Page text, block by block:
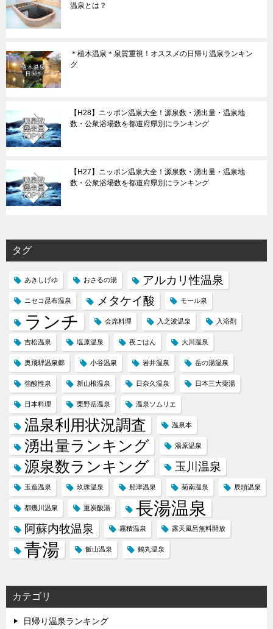
温泉とは？
＊植木温泉＊泉質重視！オススメの日帰り温泉ランキン
グ
【H28】ニッポン温泉大全！源泉数・湧出量・温泉地
数・公衆浴場数を都道府県別にランキング
【H27】ニッポン温泉大全！源泉数・湧出量・温泉地
数・公衆浴場数を都道府県別にランキング
タグ
あきしげゆ おさるの湯 アルカリ性温泉
ニセコ昆布温泉 メタケイ酸 モール泉
ランチ 会席料理 入之波温泉 入浴剤
吉松温泉 塩原温泉 夜ごはん 大川温泉
奥飛騨温泉郷 小谷温泉 岩井温泉 岳の湯温泉
強酸性泉 新山根温泉 日奈久温泉 日本三大薬湯
日本料理 栗野岳温泉 温泉ソムリエ
温泉利用状況調査 温泉本
湧出量ランキング 湯原温泉
源泉数ランキング 玉川温泉
玉造温泉 玖珠温泉 船津温泉 菊南温泉 辰頭温泉
都幾川温泉 重炭酸湯 長湯温泉
阿蘇内牧温泉 霧積温泉 露天風呂無料開放
青湯 飯山温泉 鶴丸温泉
カテゴリ
日帰り温泉ランキング